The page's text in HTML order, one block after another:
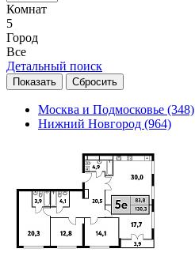
Комнат
5
Город
Все
Детальный поиск
Москва и Подмосковье (348)
Нижний Новгород (964)